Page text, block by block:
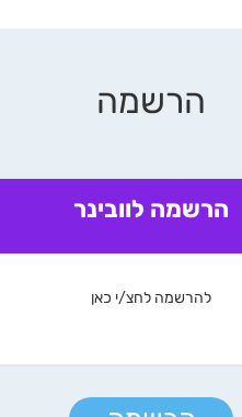
הרשמה
הרשמה לוובינר
להרשמה לחצ/י כאן